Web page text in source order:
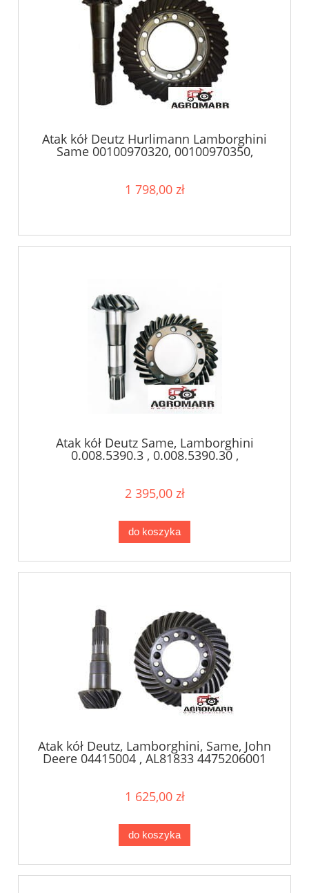
Atak kół Deutz Hurlimann Lamborghini
Same 00100970320, 00100970350,
1 798,00 zł
Atak kół Deutz Same, Lamborghini
0.008.5390.3 , 0.008.5390.30 ,
2 395,00 zł
do koszyka
Atak kół Deutz, Lamborghini, Same, John
Deere 04415004 , AL81833 4475206001
1 625,00 zł
do koszyka